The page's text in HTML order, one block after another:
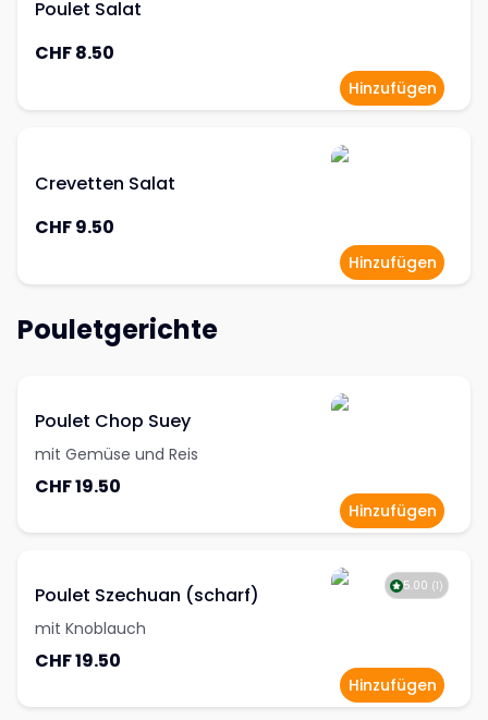
Poulet Salat
CHF 8.50
Hinzufügen
Crevetten Salat
CHF 9.50
Hinzufügen
Pouletgerichte
Poulet Chop Suey
mit Gemüse und Reis
CHF 19.50
Hinzufügen
Poulet Szechuan (scharf)
mit Knoblauch
CHF 19.50
5.00 (1 )
Hinzufügen